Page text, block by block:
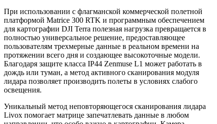
При использовании с флагманской коммерческой полетной
платформой Matrice 300 RTK и программным обеспечением
для картографии DJI Terra полезная нагрузка превращается в
полностью универсальное решение, предоставляющее
пользователям трехмерные данные в реальном времени на
протяжении всего дня и создающее высокоточные модели.
Благодаря защите класса IP44 Zenmuse L1 может работать в
дождь или туман, а метод активного сканирования модуля
лидара позволяет производить полеты в условиях слабого
освещения.
Уникальный метод неповторяющегося сканирования лидара
Livox помогает матрице запечатлевать данные в любом